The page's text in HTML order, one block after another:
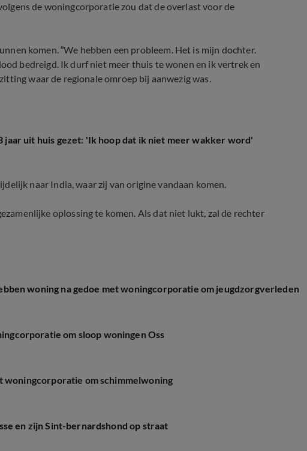
de woningcorporatie zou dat de overlast voor de
komen. “We hebben een probleem. Het is mijn dochter.
bedreigd. Ik durf niet meer thuis te wonen en ik vertrek en
waar de regionale omroep bij aanwezig was.
uit huis gezet: 'Ik hoop dat ik niet meer wakker word'
naar India, waar zij van origine vandaan komen.
oplossing te komen. Als dat niet lukt, zal de rechter
woning na gedoe met woningcorporatie om jeugdzorgverleden
om sloop woningen Oss
om schimmelwoning
en zijn Sint-bernardshond op straat